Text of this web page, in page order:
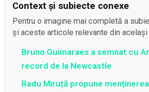
Context și subiecte conexe
Pentru o imagine mai completă a
și aceste articole relevante din
Bruno Guimaraes a semnat cu
record de la Newcastle
Radu Miruță propune